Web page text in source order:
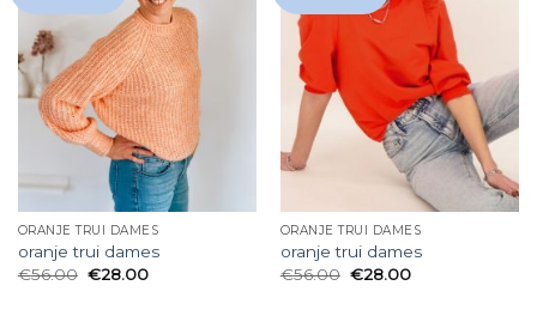
ORANJE TRUI DAMES
oranje trui dames
€56.00 €28.00
ORANJE TRUI DAMES
oranje trui dames
€56.00 €28.00